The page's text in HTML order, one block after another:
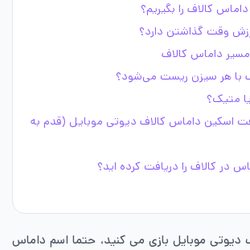
کالاف را بگیریم؟
وقت گذاشتن دارد؟
داماس کالاف
با هر سیزن ریست می‌شود؟
متیک؟
اسکین داماس کالاف دیوتی موبایل (قدم به
در کالاف را دریافت کرده اید؟
دیوتی موبایل بازی می کنید، حتما اسم داماس